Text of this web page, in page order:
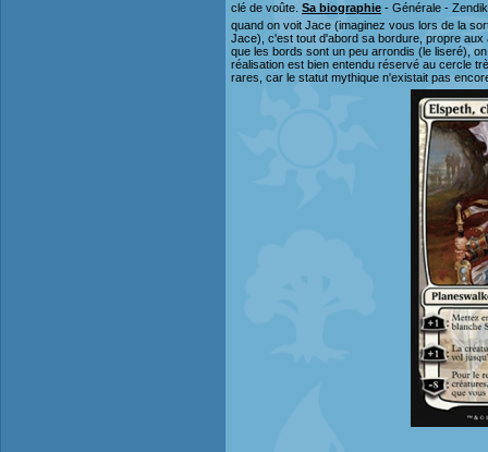
clé de voûte. Sa biographie - Générale -
quand on voit Jace (imaginez vous lors de la
Jace), c'est tout d'abord sa bordure, propre
que les bords sont un peu arrondis (le liseré),
réalisation est bien entendu réservé au cercle
rares, car le statut mythique n'existait pas